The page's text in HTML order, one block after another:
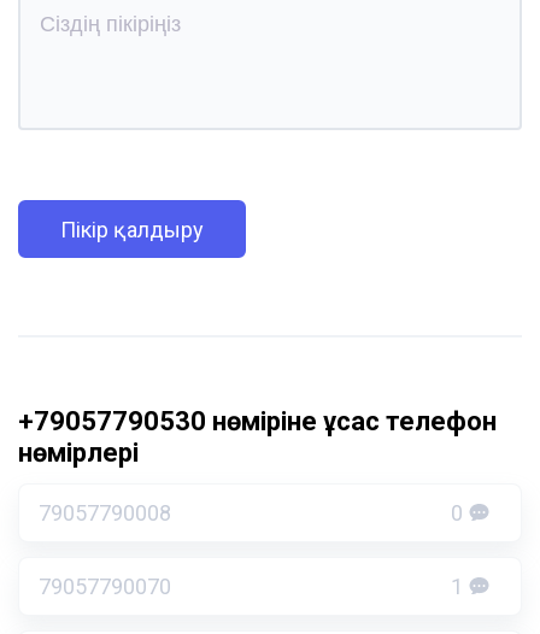
Пікір қалдыру
+79057790530 нөміріне ұқсас телефон
нөмірлері
79057790008 0
79057790070 1